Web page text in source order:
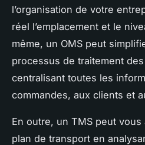
l’organisation de votre
réel l’emplacement et le
même, un OMS peut
processus de traitement
centralisant toutes les
commandes, aux clients et
En outre, un TMS peut
plan de transport en